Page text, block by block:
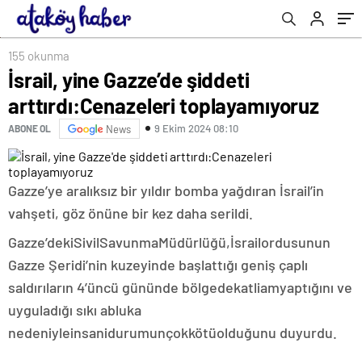
155 okunma
İsrail, yine Gazze’de şiddeti
arttırdı:Cenazeleri toplayamıyoruz
ABONE OL News 9 Ekim 2024 08:10
Gazze’ye aralıksız bir yıldır bomba yağdıran İsrail’in
vahşeti, göz önüne bir kez daha serildi.
Gazze’dekiSivilSavunmaMüdürlüğü,İsrailordusunun
Gazze Şeridi’nin kuzeyinde başlattığı geniş çaplı
saldırıların 4’üncü gününde bölgedekatliamyaptığını ve
uyguladığı sıkı abluka
nedeniyleinsanidurumunçokkötüolduğunu duyurdu.